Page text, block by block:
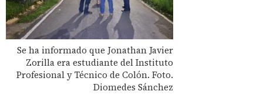
Se ha informado que Jonathan Javier
Zorilla era estudiante del Instituto
Profesional y Técnico de Colón. Foto.
Diomedes Sánchez